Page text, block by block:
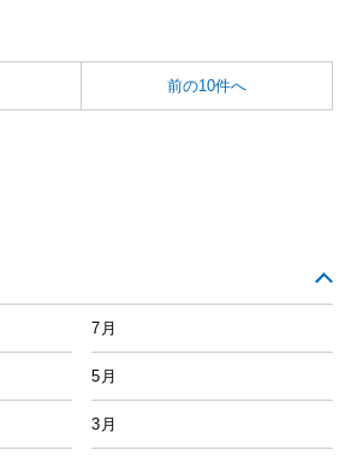
前の10件へ
7月
5月
3月